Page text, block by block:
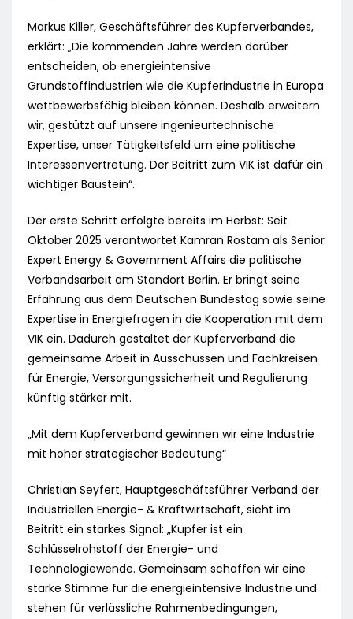
Markus Killer, Geschäftsführer des Kupferverbandes,
erklärt: „Die kommenden Jahre werden darüber
entscheiden, ob energieintensive
Grundstoffindustrien wie die Kupferindustrie in Europa
wettbewerbsfähig bleiben können. Deshalb erweitern
wir, gestützt auf unsere ingenieurtechnische
Expertise, unser Tätigkeitsfeld um eine politische
Interessenvertretung. Der Beitritt zum VIK ist dafür ein
wichtiger Baustein“.
Der erste Schritt erfolgte bereits im Herbst: Seit
Oktober 2025 verantwortet Kamran Rostam als Senior
Expert Energy & Government Affairs die politische
Verbandsarbeit am Standort Berlin. Er bringt seine
Erfahrung aus dem Deutschen Bundestag sowie seine
Expertise in Energiefragen in die Kooperation mit dem
VIK ein. Dadurch gestaltet der Kupferverband die
gemeinsame Arbeit in Ausschüssen und Fachkreisen
für Energie, Versorgungssicherheit und Regulierung
künftig stärker mit.
„Mit dem Kupferverband gewinnen wir eine Industrie
mit hoher strategischer Bedeutung“
Christian Seyfert, Hauptgeschäftsführer Verband der
Industriellen Energie- & Kraftwirtschaft, sieht im
Beitritt ein starkes Signal: „Kupfer ist ein
Schlüsselrohstoff der Energie- und
Technologiewende. Gemeinsam schaffen wir eine
starke Stimme für die energieintensive Industrie und
stehen für verlässliche Rahmenbedingungen,